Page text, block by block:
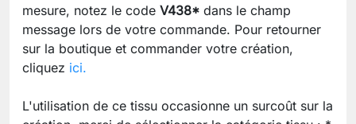
mesure, notez le code V438* dans le champ
message lors de votre commande. Pour retourner
sur la boutique et commander votre création,
cliquez ici.
L'utilisation de ce tissu occasionne un surcoût sur la